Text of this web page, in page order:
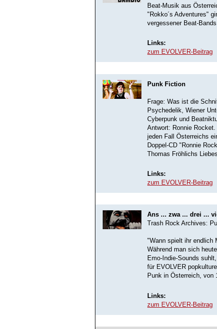
Beat-Musik aus
"Rokko´s Adventures"
vergessener Beat-
Links:
zum EVOLVER-Beitrag
Punk Fiction
Frage: Was ist die
Psychedelik, Wiener
Cyberpunk und
Antwort: Ronnie
jeden Fall Österreichs
Doppel-CD "Ronnie
Thomas Fröhlichs
Links:
zum EVOLVER-Beitrag
Ans ... zwa ... drei ...
Trash Rock Archives:
"Wann spielt ihr endlich
Während man sich
Emo-Indie-Sounds
für EVOLVER
Punk in Österreich, von
Links:
zum EVOLVER-Beitrag